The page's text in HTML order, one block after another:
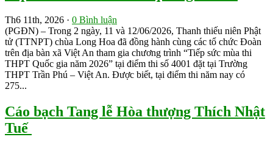
Th6 11th, 2026 · 0 Bình luận
(PGĐN) – Trong 2 ngày, 11 và 12/06/2026, Thanh thiếu niên Phật
tử (TTNPT) chùa Long Hoa đã đồng hành cùng các tổ chức Đoàn
trên địa bàn xã Việt An tham gia chương trình “Tiếp sức mùa thi
THPT Quốc gia năm 2026” tại điểm thi số 4001 đặt tại Trường
THPT Trần Phú – Việt An. Được biết, tại điểm thi năm nay có
275...
Cáo bạch Tang lễ Hòa thượng Thích Nhật
Tuế